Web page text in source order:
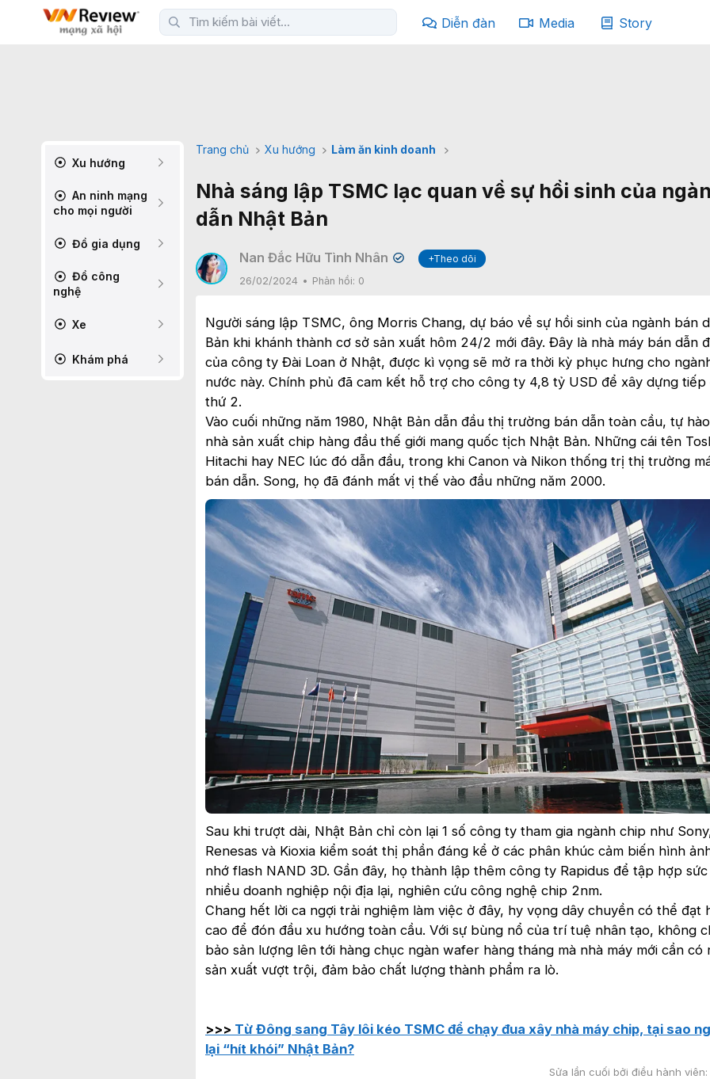
Diễn đàn Media Story
Xu hướng
An ninh mạng
cho mọi người
Đồ gia dụng
Đồ công
nghệ
Xe
Khám phá
Trang chủ Xu hướng Làm ăn kinh doanh
Nhà sáng lập TSMC lạc quan về sự hồi sinh của
dẫn Nhật Bản
Nan Đắc Hữu Tình Nhân ✔
+Theo dõi
26/02/2024
Phản hồi: 0
Người sáng lập TSMC, ông Morris Chang, dự báo về sự hồi sinh của ngành bán
Bản khi khánh thành cơ sở sản xuất hôm 24/2 mới đây. Đây là nhà máy bán dẫn
của công ty Đài Loan ở Nhật, được kì vọng sẽ mở ra thời kỳ phục hưng cho
nước này. Chính phủ đã cam kết hỗ trợ cho công ty 4,8 tỷ USD để xây dựng tiếp
thứ 2.
Vào cuối những năm 1980, Nhật Bản dẫn đầu thị trường bán dẫn toàn cầu, tự
nhà sản xuất chip hàng đầu thế giới mang quốc tịch Nhật Bản. Những cái tên
Hitachi hay NEC lúc đó dẫn đầu, trong khi Canon và Nikon thống trị thị trường
bán dẫn. Song, họ đã đánh mất vị thế vào đầu những năm 2000.
Sau khi trượt dài, Nhật Bản chỉ còn lại 1 số công ty tham gia ngành chip như
Renesas và Kioxia kiểm soát thị phần đáng kể ở các phân khúc cảm biến hình
nhớ flash NAND 3D. Gần đây, họ thành lập thêm công ty Rapidus để tập hợp
nhiều doanh nghiệp nội địa lại, nghiên cứu công nghệ chip 2nm.
Chang hết lời ca ngợi trải nghiệm làm việc ở đây, hy vọng dây chuyền có thể đạt
cao để đón đầu xu hướng toàn cầu. Với sự bùng nổ của trí tuệ nhân tạo, không
bảo sản lượng lên tới hàng chục ngàn wafer hàng tháng mà nhà máy mới cần có
sản xuất vượt trội, đảm bảo chất lượng thành phẩm ra lò.
>>> Từ Đông sang Tây lôi kéo TSMC để chạy đua xây nhà máy chip, tại sao
lại “hít khói” Nhật Bản?
Sửa lần cuối bởi điều hành viên: